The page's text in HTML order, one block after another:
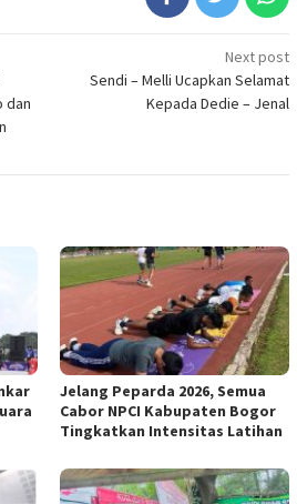
dan
Next post
Sendi – Melli Ucapkan Selamat
Kepada Dedie – Jenal
Jelang Peparda 2026, Semua
Cabor NPCI Kabupaten Bogor
Tingkatkan Intensitas Latihan